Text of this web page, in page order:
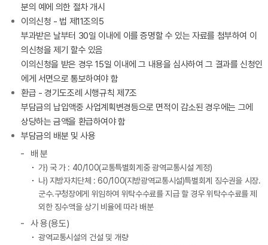
분의 예에 의한 절차 개시
이의신청 - 법 제11조의5
부과받은 날부터 30일 이내에 이를 증명할 수 있는 자료를 첨부하여 이
의신청을 제기 할수 있음
이의신청을 받은 경우 15일 이내에 그 내용을 심사하여 그 결과를 신청인
에게 서면으로 통보하여야 함
환급 - 경기도조례 시행규칙 제7조
부담금의 납입액중 사업계획변경등으로 면적이 감소된 경우에는 그에
상당하는 금액을 환급하여야 함
부담금의 배분 및 사용
배 분
가) 국 가 : 40/100(교통특별회계중 광역교통시설 계정)
나) 지방자치단체 : 60/100(지방광역교통시설)특별회계 징수권을 시장.
군수.구청장에게 위임하여 위탁수수료를 지급 할 경우 위탁수수료를 제
외한 징수액을 상기 비율에 따라 배분
사 용(용도)
광역교통시설의 건설 및 개량